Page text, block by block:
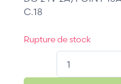
C.18
Rupture de stock